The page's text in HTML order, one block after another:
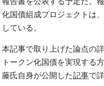
化国債組成プロジェクトは
している。
本記事で取り上げた論点の
トークン化国債を実現する
藤氏自身が公開した記事で